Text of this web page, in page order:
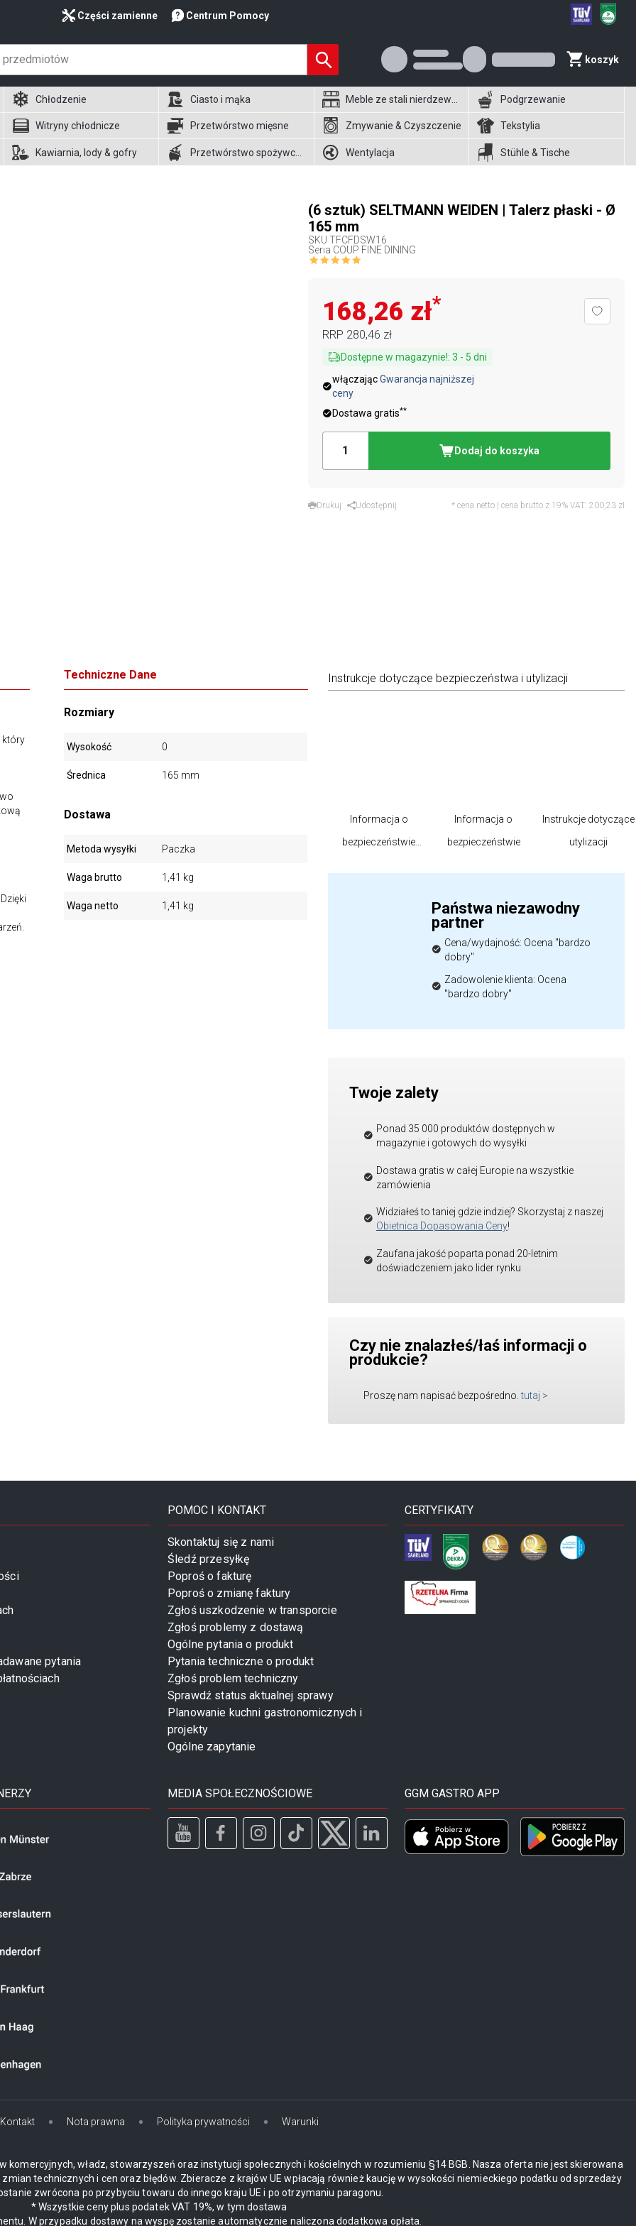
Części zamienne Centrum Pomocy
koszyk
Chłodzenie Ciasto i mąka Podgrzewanie
Witryny chłodnicze Przetwórstwo mięsne Zmywanie & Czyszczenie Tekstylia
Kawiarnia, lody & gofry Wentylacja Stühle & Tische
(6 sztuk) SELTMANN WEIDEN | Talerz płaski - Ø
165 mm
SKU TFCFDSW16
Seria COUP FINE DINING
168,26 zł*
RRP 280,46 zł
Dostępne w magazynie!: 3 - 5 dni
włączającGwarancja najniższej
ceny
Dostawa gratis**
Dodaj do koszyka
Drukuj Udostępnij * cena netto | cena brutto z 19% VAT: 200,23 zł
, który
Techniczne Dane
Rozmiary
Wysokość 0
Średnica 165 mm
Dostawa
Metoda wysyłki Paczka
Waga brutto 1,41 kg
Waga netto 1,41 kg
Instrukcje dotyczące bezpieczeństwa i utylizacji
Informacja o
bezpieczeństwie
Informacja o
bezpieczeństwie
Instrukcje dotyczące
utylizacji
Państwa niezawodny
partner
Cena/wydajność: Ocena "bardzo
dobry"
Zadowolenie klienta: Ocena
"bardzo dobry"
Twoje zalety
Ponad 35 000 produktów dostępnych w
magazynie i gotowych do wysyłki
Dostawa gratis w całej Europie na wszystkie
zamówienia
Widziałeś to taniej gdzie indziej? Skorzystaj z naszej
Obietnica Dopasowania Ceny!
Zaufana jakość poparta ponad 20-letnim
doświadczeniem jako lider rynku
Czy nie znalazłeś/łaś informacji o
produkcie?
Proszę nam napisać bezpośredno. tutaj >
pytania
POMOC I KONTAKT
Skontaktuj się z nami
Śledź przesyłkę
Poproś o fakturę
Poproś o zmianę faktury
Zgłoś uszkodzenie w transporcie
Zgłoś problemy z dostawą
Ogólne pytania o produkt
Pytania techniczne o produkt
Zgłoś problem techniczny
Sprawdź status aktualnej sprawy
Planowanie kuchni gastronomicznych i
projekty
Ogólne zapytanie
CERTYFIKATY
MEDIA SPOŁECZNOŚCIOWE GGM GASTRO APP
Kontakt Nota prawna Polityka prywatności Warunki
władz, stowarzyszeń oraz instytucji społecznych i kościelnych w rozumieniu §14 BGB. Nasza oferta nie jest skierowana
technicznych i cen oraz błędów. Zbieracze z krajów UE wpłacają również kaucję w wysokości niemieckiego podatku od sprzedaży
zwrócona po przybyciu towaru do innego kraju UE i po otrzymaniu paragonu.
* Wszystkie ceny plus podatek VAT 19%, w tym dostawa
W przypadku dostawy na wyspę zostanie automatycznie naliczona dodatkowa opłata.